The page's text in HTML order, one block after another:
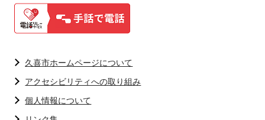
久喜市ホームページについて
アクセシビリティへの取り組み
個人情報について